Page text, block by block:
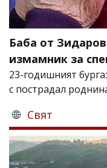
Баба от
измамник за
23-годишният
с пострадал
Свят